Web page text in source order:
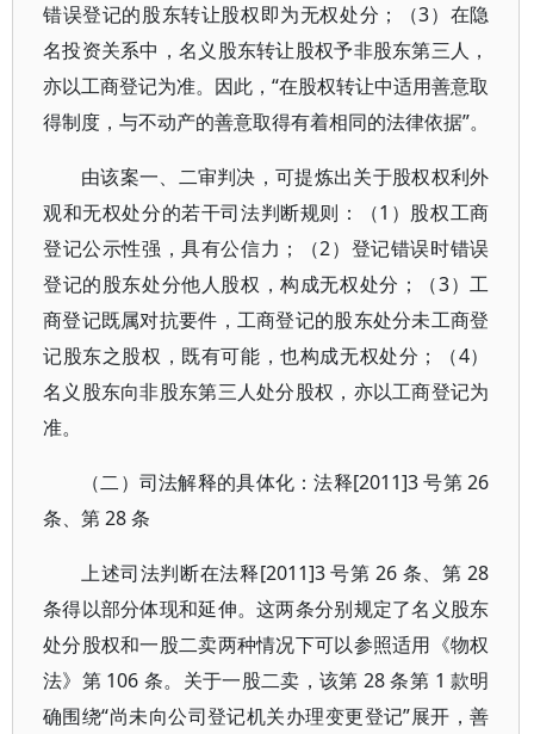
错误登记的股东转让股权即为无权处分；（3）在隐
名投资关系中，名义股东转让股权予非股东第三人，
亦以工商登记为准。因此，“在股权转让中适用善意取
得制度，与不动产的善意取得有着相同的法律依据”。
由该案一、二审判决，可提炼出关于股权权利外
观和无权处分的若干司法判断规则：（1）股权工商
登记公示性强，具有公信力；（2）登记错误时错误
登记的股东处分他人股权，构成无权处分；（3）工
商登记既属对抗要件，工商登记的股东处分未工商登
记股东之股权，既有可能，也构成无权处分；（4）
名义股东向非股东第三人处分股权，亦以工商登记为
准。
（二）司法解释的具体化：法释[2011]3 号第 26
条、第 28 条
上述司法判断在法释[2011]3 号第 26 条、第 28
条得以部分体现和延伸。这两条分别规定了名义股东
处分股权和一股二卖两种情况下可以参照适用《物权
法》第 106 条。关于一股二卖，该第 28 条第 1 款明
确围绕“尚未向公司登记机关办理变更登记”展开，善